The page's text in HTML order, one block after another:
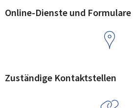
Online-Dienste und Formulare
Zuständige Kontaktstellen